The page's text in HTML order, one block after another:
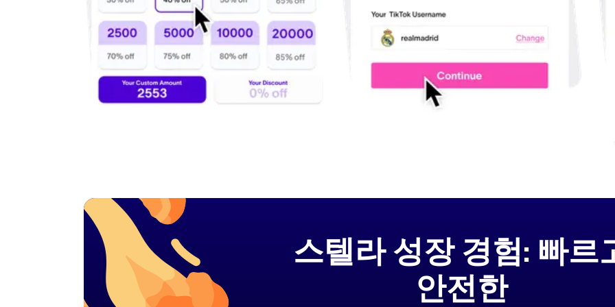
스텔라 성장 경험: 빠르
안전한